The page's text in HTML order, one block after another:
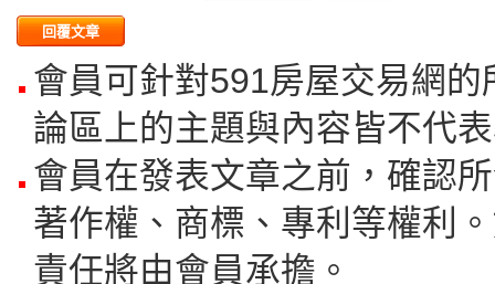
會員可針對591房屋交易網
論區上的主題與內容皆不代
會員在發表文章之前，確認
著作權、商標、專利等權利
責任將由會員承擔。